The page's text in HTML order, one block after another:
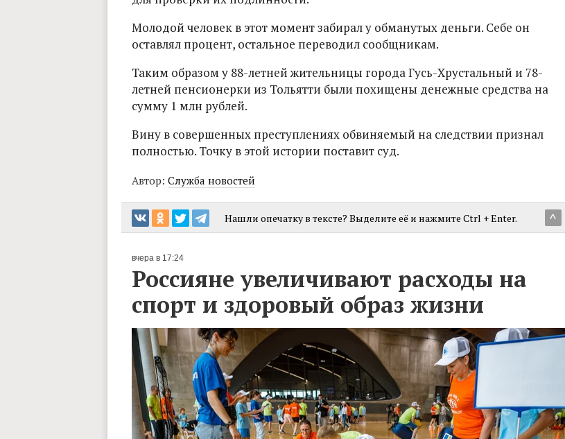
Молодой человек в этот момент забирал у обманутых деньги. Себе он
оставлял процент, остальное переводил сообщникам.
Таким образом у 88-летней жительницы города Гусь-Хрустальный и 78-
летней пенсионерки из Тольятти были похищены денежные средства на
сумму 1 млн рублей.
Вину в совершенных преступлениях обвиняемый на следствии признал
полностью. Точку в этой истории поставит суд.
Автор: Служба новостей
^
Нашли опечатку в тексте? Выделите её и нажмите Ctrl + Enter.
вчера в 17:24
Россияне увеличивают расходы на
спорт и здоровый образ жизни